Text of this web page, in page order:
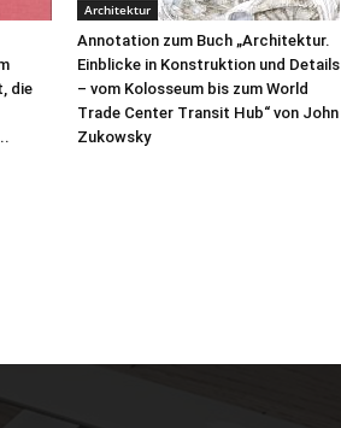
die
Architektur
Annotation zum Buch „Architektur.
Einblicke in Konstruktion und Details
– vom Kolosseum bis zum World
Trade Center Transit Hub“ von John
Zukowsky